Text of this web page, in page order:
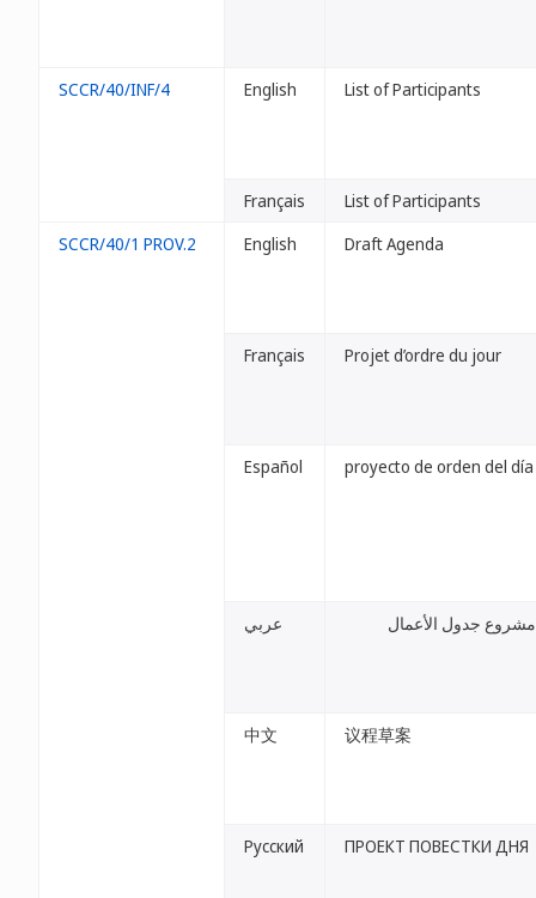
SCCR/40/INF/4 English List of Participants
Français
List of Participants
SCCR/40/1 PROV.2
English Draft Agenda
Français Projet d’ordre du jour
Español proyecto de orden del día
عربي مشروع جدول الأعمال
中文 议程草案
Русский ПРОЕКТ ПОВЕСТКИ ДНЯ